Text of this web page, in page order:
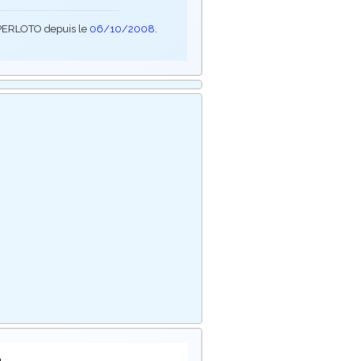
depuis le 06/10/2008.